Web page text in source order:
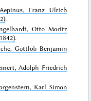
Aepinus, Franz Ulrich
.
Otto Moritz
.
Gottlob Benjamin
Adolph Friedrich
Karl Simon